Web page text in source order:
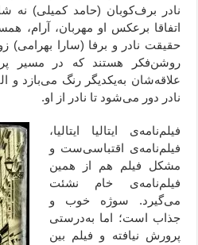
نادر برف‌کوبان (حامد کمیلی) نه
اتفاقا برعکس او مهربان، آرام،
حقیقت نادر و برفا (سارا بهرامی)
روشن‌فکر هستند که در مسیر
علاقه‌شان به‌یکدیگر رنگ می‌بازد و
نادر دور می‌شود تا نادر از او.
فیلم‌نامه‌ی ایتالیا ایتالیا،
فیلم‌نامه‌ی اقتباسی‌ست و
مشکل فیلم هم از همین
فیلم‌نامه‌ی خام نشئت
می‌گیرد. سوژه خوب و
جذاب است؛ اما به‌درستی
پرورش نیافته و فیلم بین